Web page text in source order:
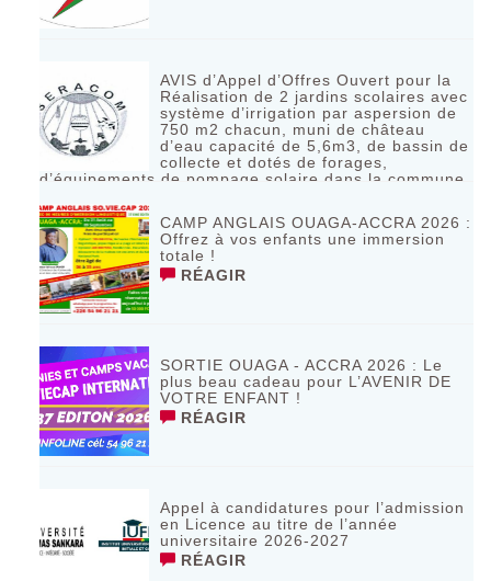
AVIS d’Appel d’Offres Ouvert pour la
Réalisation de 2 jardins scolaires avec
système d’irrigation par aspersion de
750 m2 chacun, muni de château
d’eau capacité de 5,6m3, de bassin de
collecte et dotés de forages,
d’équipements de pompage solaire dans la commune
RÉAGIR
CAMP ANGLAIS OUAGA-ACCRA 2026 :
Offrez à vos enfants une immersion
totale !
RÉAGIR
SORTIE OUAGA - ACCRA 2026 : Le
plus beau cadeau pour L’AVENIR DE
VOTRE ENFANT !
RÉAGIR
Appel à candidatures pour l’admission
en Licence au titre de l’année
universitaire 2026-2027
RÉAGIR